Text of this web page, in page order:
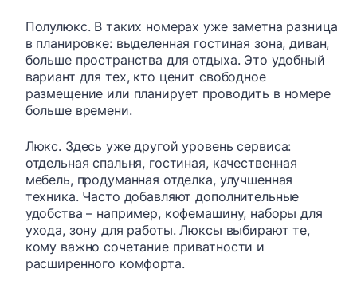
Полулюкс. В таких номерах уже заметна разница
в планировке: выделенная гостиная зона, диван,
больше пространства для отдыха. Это удобный
вариант для тех, кто ценит свободное
размещение или планирует проводить в номере
больше времени.
Люкс. Здесь уже другой уровень сервиса:
отдельная спальня, гостиная, качественная
мебель, продуманная отделка, улучшенная
техника. Часто добавляют дополнительные
удобства – например, кофемашину, наборы для
ухода, зону для работы. Люксы выбирают те,
кому важно сочетание приватности и
расширенного комфорта.